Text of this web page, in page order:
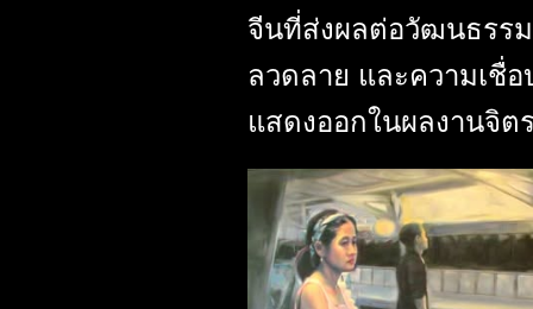
จีนที่ส่งผลต่อวัฒนธรรม
ลวดลาย และความเชื่
แสดงออกในผลงานจิต